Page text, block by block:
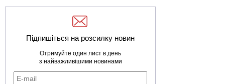
Підпишіться на розсилку новин
Отримуйте один лист в день
з найважливішими новинами